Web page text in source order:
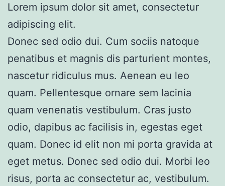
Lorem ipsum dolor sit amet, consectetur
adipiscing elit.
Donec sed odio dui. Cum sociis natoque
penatibus et magnis dis parturient montes,
nascetur ridiculus mus. Aenean eu leo
quam. Pellentesque ornare sem lacinia
quam venenatis vestibulum. Cras justo
odio, dapibus ac facilisis in, egestas eget
quam. Donec id elit non mi porta gravida at
eget metus. Donec sed odio dui. Morbi leo
risus, porta ac consectetur ac, vestibulum.